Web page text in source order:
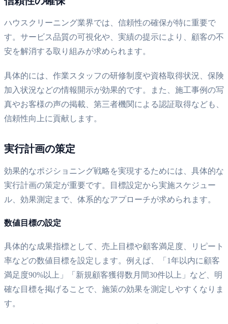
ハウスクリーニング業界では、信頼性の確保が特に重要で
す。サービス品質の可視化や、実績の提示により、顧客の不
安を解消する取り組みが求められます。
具体的には、作業スタッフの研修制度や資格取得状況、保険
加入状況などの情報開示が効果的です。また、施工事例の写
真やお客様の声の掲載、第三者機関による認証取得なども、
信頼性向上に貢献します。
実行計画の策定
効果的なポジショニング戦略を実現するためには、具体的な
実行計画の策定が重要です。目標設定から実施スケジュー
ル、効果測定まで、体系的なアプローチが求められます。
数値目標の設定
具体的な成果指標として、売上目標や顧客満足度、リピート
率などの数値目標を設定します。例えば、「1年以内に顧客
満足度90%以上」「新規顧客獲得数月間30件以上」など、明
確な目標を掲げることで、施策の効果を測定しやすくなりま
す。